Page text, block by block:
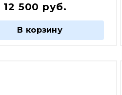
12 500 руб.
В корзину